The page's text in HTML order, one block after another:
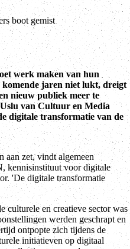
boot gemist
werk maken van hun
jaren niet lukt, dreigt
nieuw publiek meer te
van Cultuur en Media
digitale transformatie van de
aan zet, vindt algemeen
kennisinstituut voor digitale
'De digitale transformatie
culturele en creatieve sector was
werden geschrapt en
ontpopte zich tijdens de
initiatieven op digitaal